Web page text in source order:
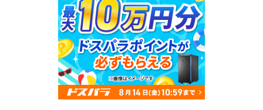
ランキングを見る
ット数は合計で考えないといけないところ。つまり30Wの
場合、1ポートに20Wの電気を流すと、もう一方は10Wに
たとえば、iPhone13とMacBook Airは、両方30Wの充電
に対応していますが、30W 2ポートの充電器で同時充電し